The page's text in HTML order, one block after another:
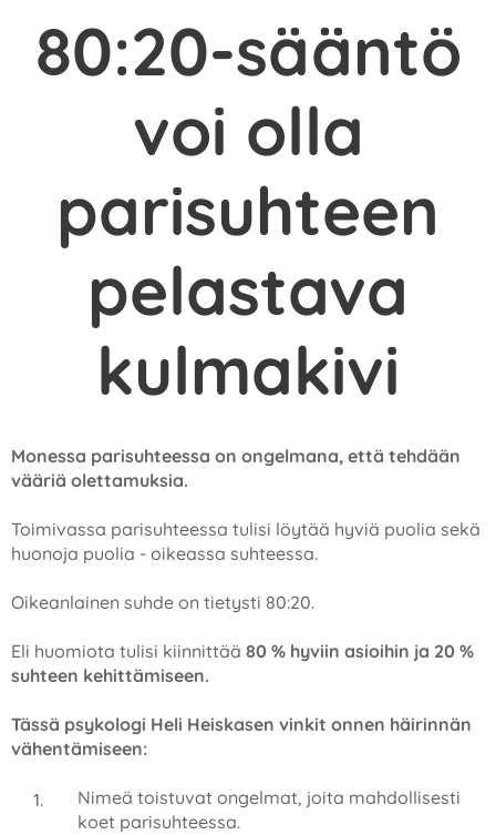
80:20-sääntö
voi olla
parisuhteen
pelastava
kulmakivi
Monessa parisuhteessa on ongelmana, että tehdään
vääriä olettamuksia.
Toimivassa parisuhteessa tulisi löytää hyviä puolia sekä
huonoja puolia - oikeassa suhteessa.
Oikeanlainen suhde on tietysti 80:20.
Eli huomiota tulisi kiinnittää 80 % hyviin asioihin ja 20 %
suhteen kehittämiseen.
Tässä psykologi Heli Heiskasen vinkit onnen häirinnän
vähentämiseen:
Nimeä toistuvat ongelmat, joita mahdollisesti
koet parisuhteessa.